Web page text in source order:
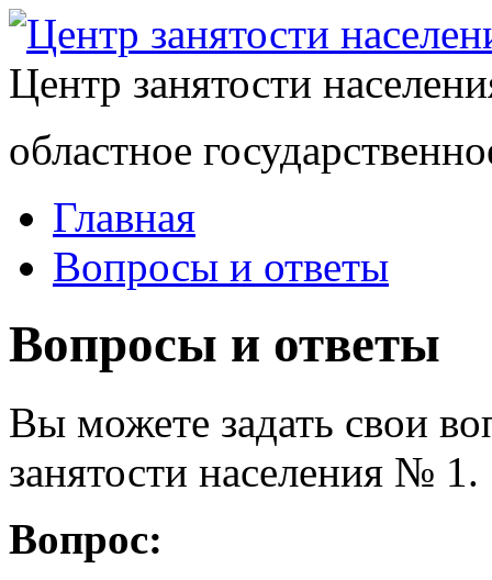
Центр занятости
областное
Главная
Вопросы и ответы
Вопросы и ответы
Вы можете задать свои
занятости населения № 1.
Вопрос: